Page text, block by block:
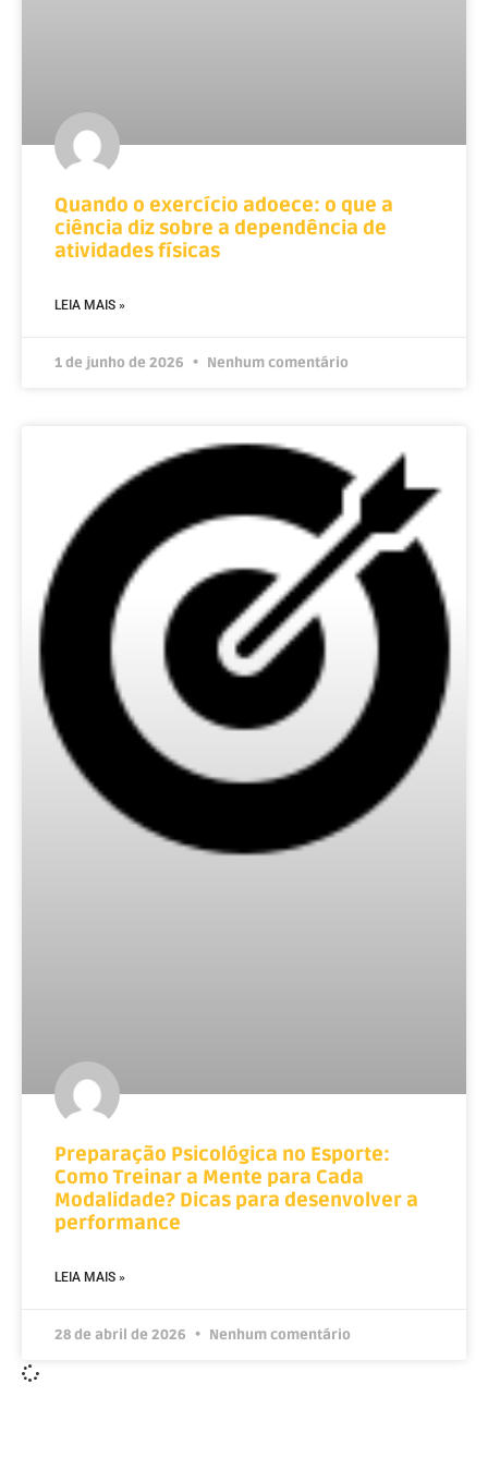
Quando o exercício adoece: o que a
ciência diz sobre a dependência de
atividades físicas
LEIA MAIS »
1 de junho de 2026 Nenhum comentário
Preparação Psicológica no Esporte:
Como Treinar a Mente para Cada
Modalidade? Dicas para desenvolver a
performance
LEIA MAIS »
28 de abril de 2026 Nenhum comentário